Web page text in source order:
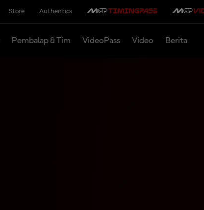
Store Authentics
Pembalap & Tim VideoPass Video Berita